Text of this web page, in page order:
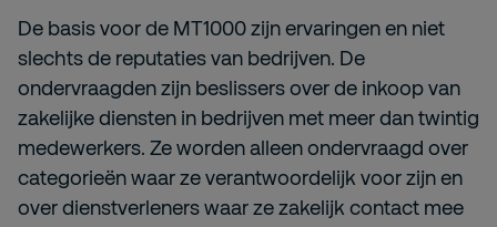
De basis voor de MT1000 zijn ervaringen en niet
slechts de reputaties van bedrijven. De
ondervraagden zijn beslissers over de inkoop van
zakelijke diensten in bedrijven met meer dan twintig
medewerkers. Ze worden alleen ondervraagd over
categorieën waar ze verantwoordelijk voor zijn en
over dienstverleners waar ze zakelijk contact mee